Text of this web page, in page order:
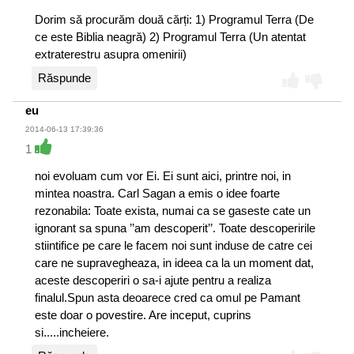
- Regatul mijlociu 2055-1650 î. Hr.
- A doua perioadă intermediară 1650-1550 î. Hr.
- Noul regat 1550-1069 î. Hr.
- Perioada târzie 664-332 î. Hr.
- Dinastia Ptolemeică 332-30 î. Hr.
- Perioada romană și bizantină 30 î. Hr. - 641 d. Hr.
Acestea sunt cele mai acceptate date astăzi.
Descoperirile ultimilor ani (2013) arată însă că istoria
Egiptului antic unitar începe cu mult mai devreme.
Descifrarea Pietrei din Palermo, provenită din Memfis, din
perioada vechiului regat, a făcut posibilă cunoașterea
numelui primilor opt regi ai primei dinastii și împingerea
datării Egiptului antic ca stat unitar în jurul anului 3800 î.
Hr. Prin urmare, în loc de Egiptul preistoric, putem
spune... Egiptul pierdut în timp.
Am preluat parțial în introducere câteva dintre ideile
prezentate de Sir E. A. Wallis Budge în introducerea Cărții
egiptene a morților, în ediția din 1898.
Dorim să procurăm două cărți: 1) Programul Terra (De
ce este Biblia neagră) 2) Programul Terra (Un atentat
extraterestru asupra omenirii)
Răspunde
eu
2014-06-13 17:39:36
1
noi evoluam cum vor Ei. Ei sunt aici, printre noi, in
mintea noastra. Carl Sagan a emis o idee foarte
rezonabila: Toate exista, numai ca se gaseste cate un
ignorant sa spuna ’’am descoperit’’. Toate descoperirile
stiintifice pe care le facem noi sunt induse de catre cei
care ne supravegheaza, in ideea ca la un moment dat,
aceste descoperiri o sa-i ajute pentru a realiza
finalul.Spun asta deoarece cred ca omul pe Pamant
este doar o povestire. Are inceput, cuprins
si.....incheiere.